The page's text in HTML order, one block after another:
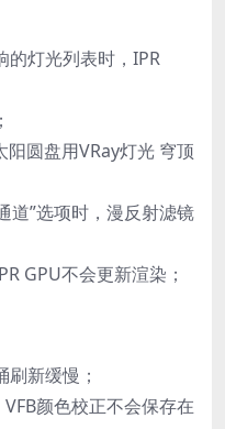
的灯光列表时，IPR
圆盘用VRay灯光 穹顶
道”选项时，漫反射滤镜
GPU不会更新渲染；
新缓慢；
颜色校正不会保存在